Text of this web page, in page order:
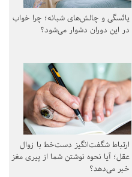
یائسگی و چالش‌های شبانه؛ چرا خواب
در این دوران دشوار می‌شود؟
ارتباط شگفت‌انگیز دست‌خط با زوال
عقل؛ آیا نحوه نوشتن شما از پیری مغز
خبر می‌دهد؟